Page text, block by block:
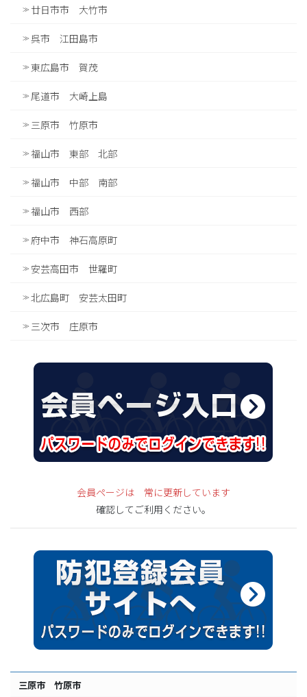
廿日市市 大竹市
呉市 江田島市
東広島市 賀茂
尾道市 大崎上島
三原市 竹原市
福山市 東部 北部
福山市 中部 南部
福山市 西部
府中市 神石高原町
安芸高田市 世羅町
北広島町 安芸太田町
三次市 庄原市
会員ページは 常に更新しています
確認してご利用ください。
三原市 竹原市